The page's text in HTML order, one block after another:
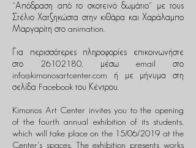
"Απόδραση από το σκοτεινό δωμάτιο" με τους
Στέλιο Χατζηκώστα στην κιθάρα και Χαράλαμπο
Μαργαρίτη στο animation.
Για περισσότερες πληροφορίες επικοινωνήστε
στο 26102180, μέσω email στο
info@kimonosartcenter.com ή με μήνυμα στη
σελίδα Facebook του Κέντρου.
Kimonos Art Center invites you to the opening
of the fourth annual exhibition of its students,
which will take place on the 15/06/2019 at the
Center's spaces. The exhibition presents works